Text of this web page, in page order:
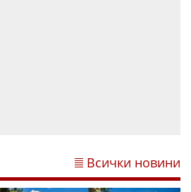
Всички новини